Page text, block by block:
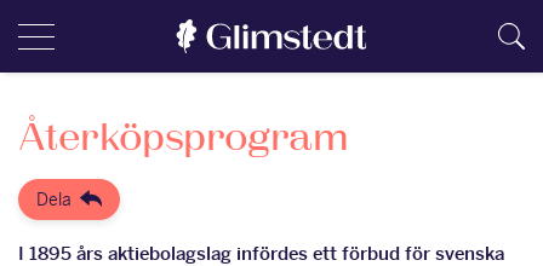
Återköpsprogram
Dela
I 1895 års aktiebolagslag infördes ett förbud för svenska